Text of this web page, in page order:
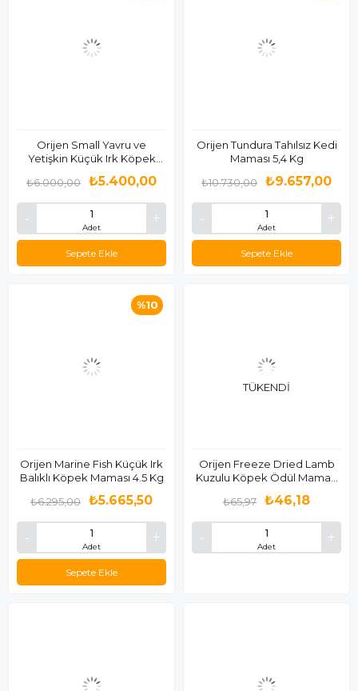
Orijen Small Yavru ve
Yetişkin Küçük Irk Köpek
Adet
₺5.400,00
₺6.000,00
Sepete Ekle
Orijen Tundura Tahılsız Kedi
Maması 5,4 Kg
Adet
₺9.657,00
₺10.730,00
Sepete Ekle
Orijen Marine Fish Küçük Irk
Balıklı Köpek Maması 4.5 Kg
Adet
₺5.665,50
₺6.295,00
Sepete Ekle
%10
TÜKENDI
Orijen Freeze Dried Lamb
Kuzulu Köpek Ödül Maması
Adet
₺46,18
₺65,97